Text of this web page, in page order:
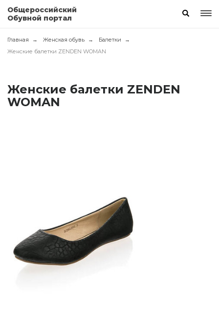
Общероссийский
Обувной портал
Главная Женская обувь
Балетки
Женские балетки ZENDEN WOMAN
Женские балетки ZENDEN
WOMAN